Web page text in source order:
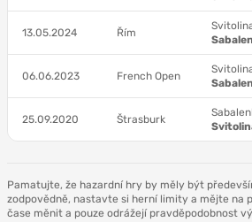
13.05.2024 Řím
06.06.2023 French Open
25.09.2020 Štrasburk
Pamatujte, že hazardní hry by měly být
zodpovědně, nastavte si herní limity a mějte na
čase měnit a pouze odrážejí pravděpodobnost